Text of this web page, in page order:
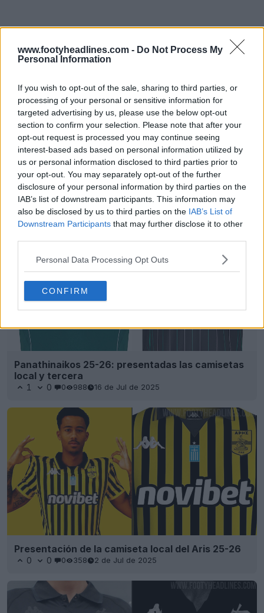
www.footyheadlines.com - Do Not Process My
Personal Information
If you wish to opt-out of the sale, sharing to third parties, or
processing of your personal or sensitive information for
targeted advertising by us, please use the below opt-out
section to confirm your selection. Please note that after your
opt-out request is processed you may continue seeing
interest-based ads based on personal information utilized by
us or personal information disclosed to third parties prior to
your opt-out. You may separately opt-out of the further
disclosure of your personal information by third parties on the
IAB’s list of downstream participants. This information may
also be disclosed by us to third parties on the IAB’s List of
Downstream Participants that may further disclose it to other
Personal Data Processing Opt Outs
CONFIRM
Panathinaikos 25-26: presentadas las camisetas
local y tercera
1 0 0 988 16 de Jul de 2025
Presentación de la camiseta local del Aris 25-26
0 0 0 358 2 de Jul de 2025